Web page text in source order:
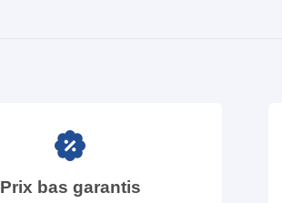
Prix bas garantis